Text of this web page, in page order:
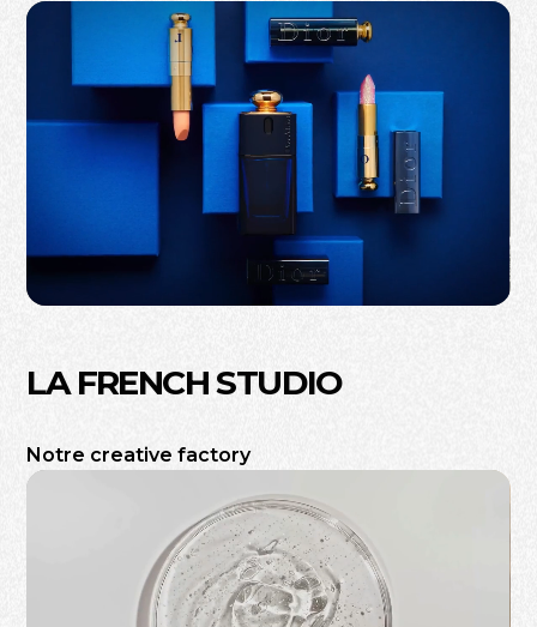
LA FRENCH STUDIO
Notre creative factory